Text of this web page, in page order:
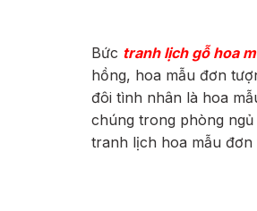
Bức tranh lịch gỗ hoa
hồng, hoa mẫu đơn
đôi tình nhân là hoa
chúng trong phòng
tranh lịch hoa mẫu đơn